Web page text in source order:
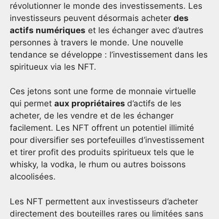
révolutionner le monde des investissements. Les
investisseurs peuvent désormais acheter des
actifs numériques et les échanger avec d’autres
personnes à travers le monde. Une nouvelle
tendance se développe : l’investissement dans les
spiritueux via les NFT.
Ces jetons sont une forme de monnaie virtuelle
qui permet aux propriétaires d’actifs de les
acheter, de les vendre et de les échanger
facilement. Les NFT offrent un potentiel illimité
pour diversifier ses portefeuilles d’investissement
et tirer profit des produits spiritueux tels que le
whisky, la vodka, le rhum ou autres boissons
alcoolisées.
Les NFT permettent aux investisseurs d’acheter
directement des bouteilles rares ou limitées sans